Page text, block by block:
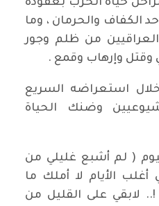
حياة الحزب بعقوده
الكفاف والحرمان ، وما
من ظلم وجور
وإرهاب وقمع .
استعراضه السريع
وضنك الحياة
( لم أشبع غليلي من
الأيام لا أملك ما
لابقي على القليل من